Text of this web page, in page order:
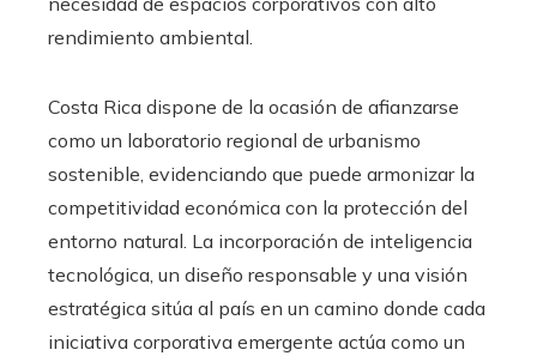
rendimiento ambiental.
Costa Rica dispone de la ocasión de afianzarse
como un laboratorio regional de urbanismo
sostenible, evidenciando que puede armonizar la
competitividad económica con la protección del
entorno natural. La incorporación de inteligencia
tecnológica, un diseño responsable y una visión
estratégica sitúa al país en un camino donde cada
iniciativa corporativa emergente actúa como un